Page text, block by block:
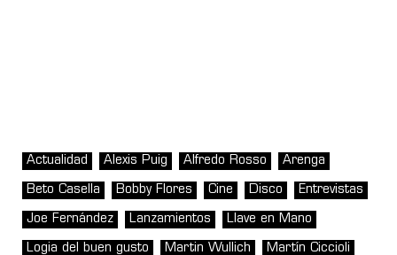
Actualidad Alexis Puig Alfredo Rosso Arenga
Beto Casella Bobby Flores Cine Disco Entrevistas
Joe Fernández Lanzamientos Llave en Mano
Logia del buen gusto Martin Wullich Martín Ciccioli